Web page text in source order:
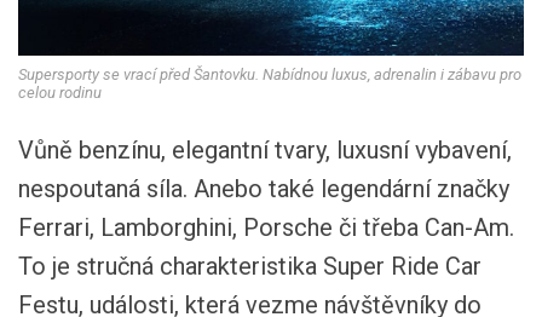
Supersporty se vrací před Šantovku. Nabídnou luxus, adrenalin i zábavu pro
celou rodinu
Vůně benzínu, elegantní tvary, luxusní vybavení,
nespoutaná síla. Anebo také legendární značky
Ferrari, Lamborghini, Porsche či třeba Can-Am.
To je stručná charakteristika Super Ride Car
Festu, události, která vezme návštěvníky do